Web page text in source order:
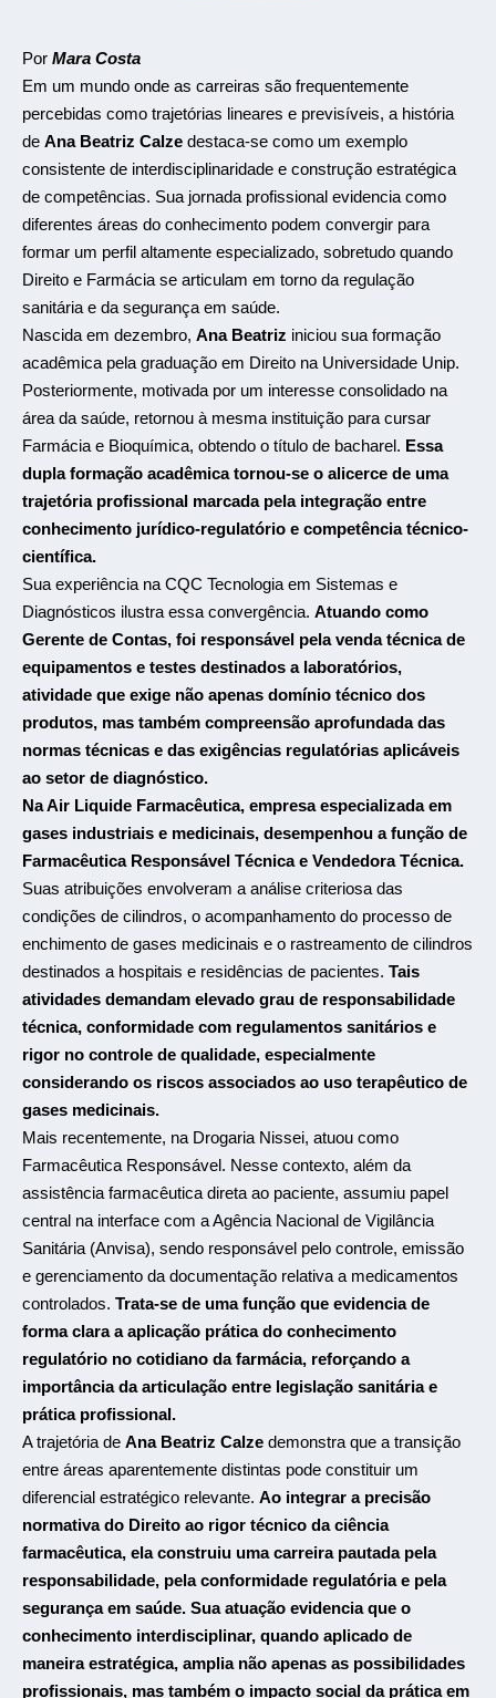
Por Mara Costa
Em um mundo onde as carreiras são frequentemente
percebidas como trajetórias lineares e previsíveis, a história
de Ana Beatriz Calze destaca-se como um exemplo
consistente de interdisciplinaridade e construção estratégica
de competências. Sua jornada profissional evidencia como
diferentes áreas do conhecimento podem convergir para
formar um perfil altamente especializado, sobretudo quando
Direito e Farmácia se articulam em torno da regulação
sanitária e da segurança em saúde.
Nascida em dezembro, Ana Beatriz iniciou sua formação
acadêmica pela graduação em Direito na Universidade Unip.
Posteriormente, motivada por um interesse consolidado na
área da saúde, retornou à mesma instituição para cursar
Farmácia e Bioquímica, obtendo o título de bacharel. Essa
dupla formação acadêmica tornou-se o alicerce de uma
trajetória profissional marcada pela integração entre
conhecimento jurídico-regulatório e competência técnico-
científica.
Sua experiência na CQC Tecnologia em Sistemas e
Diagnósticos ilustra essa convergência. Atuando como
Gerente de Contas, foi responsável pela venda técnica de
equipamentos e testes destinados a laboratórios,
atividade que exige não apenas domínio técnico dos
produtos, mas também compreensão aprofundada das
normas técnicas e das exigências regulatórias aplicáveis
ao setor de diagnóstico.
Na Air Liquide Farmacêutica, empresa especializada em
gases industriais e medicinais, desempenhou a função de
Farmacêutica Responsável Técnica e Vendedora Técnica.
Suas atribuições envolveram a análise criteriosa das
condições de cilindros, o acompanhamento do processo de
enchimento de gases medicinais e o rastreamento de cilindros
destinados a hospitais e residências de pacientes. Tais
atividades demandam elevado grau de responsabilidade
técnica, conformidade com regulamentos sanitários e
rigor no controle de qualidade, especialmente
considerando os riscos associados ao uso terapêutico de
gases medicinais.
Mais recentemente, na Drogaria Nissei, atuou como
Farmacêutica Responsável. Nesse contexto, além da
assistência farmacêutica direta ao paciente, assumiu papel
central na interface com a Agência Nacional de Vigilância
Sanitária (Anvisa), sendo responsável pelo controle, emissão
e gerenciamento da documentação relativa a medicamentos
controlados. Trata-se de uma função que evidencia de
forma clara a aplicação prática do conhecimento
regulatório no cotidiano da farmácia, reforçando a
importância da articulação entre legislação sanitária e
prática profissional.
A trajetória de Ana Beatriz Calze demonstra que a transição
entre áreas aparentemente distintas pode constituir um
diferencial estratégico relevante. Ao integrar a precisão
normativa do Direito ao rigor técnico da ciência
farmacêutica, ela construiu uma carreira pautada pela
responsabilidade, pela conformidade regulatória e pela
segurança em saúde. Sua atuação evidencia que o
conhecimento interdisciplinar, quando aplicado de
maneira estratégica, amplia não apenas as possibilidades
profissionais, mas também o impacto social da prática em